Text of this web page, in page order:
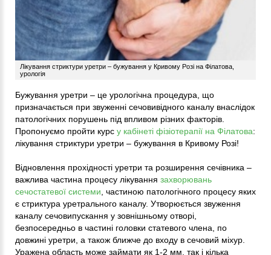
Лікування стриктури уретри – бужування у Кривому Розі на Філатова,
урологія
Бужування уретри – це урологічна процедура, що
призначається при звуженні сечовивідного каналу внаслідок
патологічних порушень під впливом різних факторів.
Пропонуємо пройти курс у кабінеті фізіотерапії на Філатова:
лікування стриктури уретри – бужування в Кривому Розі!
Відновлення прохідності уретри та розширення сечівника –
важлива частина процесу лікування захворювань
сечостатевої системи , частиною патологічного процесу яких
є стриктура уретрального каналу. Утворюється звуження
каналу сечовипускання у зовнішньому отворі,
безпосередньо в частині головки статевого члена, по
довжині уретри, а також ближче до входу в сечовий міхур.
Уражена область може займати як 1-2 мм, так і кілька